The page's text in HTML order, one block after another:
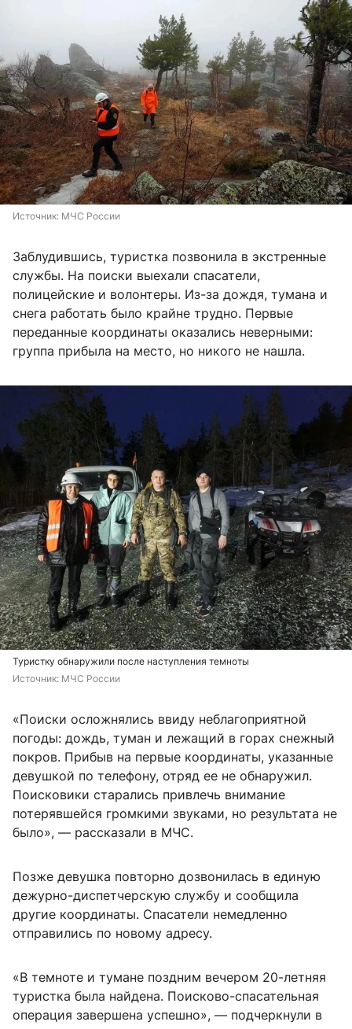
Источник: МЧС России
Заблудившись, туристка позвонила в экстренные
службы. На поиски выехали спасатели,
полицейские и волонтеры. Из-за дождя, тумана и
снега работать было крайне трудно. Первые
переданные координаты оказались неверными:
группа прибыла на место, но никого не нашла.
Туристку обнаружили после наступления темноты
Источник: МЧС России
«Поиски осложнялись ввиду неблагоприятной
погоды: дождь, туман и лежащий в горах снежный
покров. Прибыв на первые координаты, указанные
девушкой по телефону, отряд ее не обнаружил.
Поисковики старались привлечь внимание
потерявшейся громкими звуками, но результата не
было», — рассказали в МЧС.
Позже девушка повторно дозвонилась в единую
дежурно-диспетчерскую службу и сообщила
другие координаты. Спасатели немедленно
отправились по новому адресу.
«В темноте и тумане поздним вечером 20-летняя
туристка была найдена. Поисково-спасательная
операция завершена успешно», — подчеркнули в